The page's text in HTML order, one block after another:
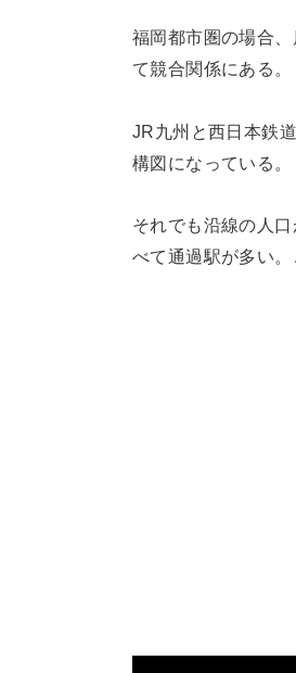
福岡都市圏の場合
て競合関係にある。
JR九州と西日本鉄
構図になっている。
それでも沿線の人
べて通過駅が多い。